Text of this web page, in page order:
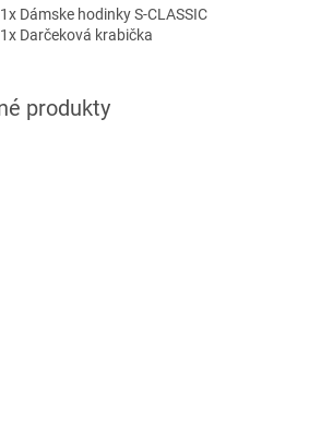
1x Dámske hodinky S-CLASSIC
1x Darčeková krabička